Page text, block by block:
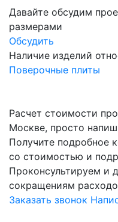
Давайте обсудим
размерами
Обсудить
Наличие изделий
Поверочные плиты
Расчет стоимости
Москве, просто
Получите подробное
со стоимостью и
Проконсультируем и
сокращениям
Заказать звонок